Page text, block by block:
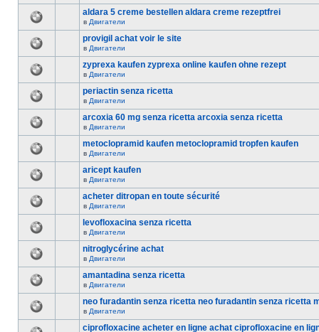
aldara 5 creme bestellen aldara creme rezeptfrei
в Двигатели
provigil achat voir le site
в Двигатели
zyprexa kaufen zyprexa online kaufen ohne rezept
в Двигатели
periactin senza ricetta
в Двигатели
arcoxia 60 mg senza ricetta arcoxia senza ricetta
в Двигатели
metoclopramid kaufen metoclopramid tropfen kaufen
в Двигатели
aricept kaufen
в Двигатели
acheter ditropan en toute sécurité
в Двигатели
levofloxacina senza ricetta
в Двигатели
nitroglycérine achat
в Двигатели
amantadina senza ricetta
в Двигатели
neo furadantin senza ricetta neo furadantin senza ricetta
в Двигатели
ciprofloxacine acheter en ligne achat ciprofloxacine en